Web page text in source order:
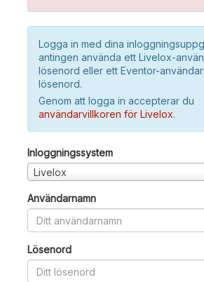
Logga in med dina
antingen använda ett Livelox-
lösenord eller ett Eventor-
lösenord.
Genom att logga in accepterar du
användarvillkoren för Livelox.
Inloggningssystem
Livelox
Användarnamn
Lösenord